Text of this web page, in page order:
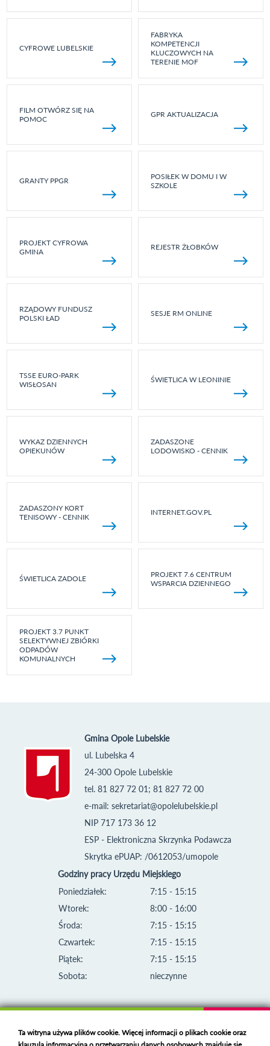
CYFROWE LUBELSKIE
FABRYKA
KOMPETENCJI
KLUCZOWYCH NA
TERENIE MOF
FILM OTWÓRZ SIĘ NA
POMOC
GPR AKTUALIZACJA
GRANTY PPGR
POSIŁEK W DOMU I W
SZKOLE
PROJEKT CYFROWA
GMINA
REJESTR ŻŁOBKÓW
RZĄDOWY FUNDUSZ
POLSKI ŁAD
SESJE RM ONLINE
TSSE EURO-PARK
WISŁOSAN
ŚWIETLICA W LEONINIE
WYKAZ DZIENNYCH
OPIEKUNÓW
ZADASZONE
LODOWISKO - CENNIK
ZADASZONY KORT
TENISOWY - CENNIK
INTERNET.GOV.PL
ŚWIETLICA ZADOLE
PROJEKT 7.6 CENTRUM
WSPARCIA DZIENNEGO
PROJEKT 3.7 PUNKT
SELEKTYWNEJ ZBIÓRKI
ODPADÓW
KOMUNALNYCH
Gmina Opole Lubelskie
ul. Lubelska 4
24-300 Opole Lubelskie
tel. 81 827 72 01; 81 827 72 00
e-mail: sekretariat@opolelubelskie.pl
NIP 717 173 36 12
ESP - Elektroniczna Skrzynka Podawcza
Skrytka ePUAP: /0612053/umopole
Godziny pracy Urzędu Miejskiego
Poniedziałek:
Wtorek:
Środa:
Czwartek:
Piątek:
Sobota:
7:15 - 15:15
8:00 - 16:00
7:15 - 15:15
7:15 - 15:15
7:15 - 15:15
nieczynne
Ta witryna używa plików cookie. Więcej informacji o plikach cookie oraz